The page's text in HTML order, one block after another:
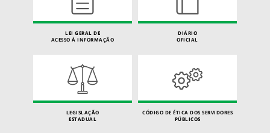
LEI GERAL DE
ACESSO À INFORMAÇÃO
DIÁRIO
OFICIAL
LEGISLAÇÃO
ESTADUAL
CÓDIGO DE ÉTICA DOS SERVIDORES
PÚBLICOS